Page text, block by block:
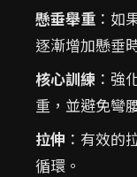
懸垂舉重 ：如
逐漸增加懸垂
核心訓練 ：強
重，並避免彎
拉伸 ：有效的
循環。